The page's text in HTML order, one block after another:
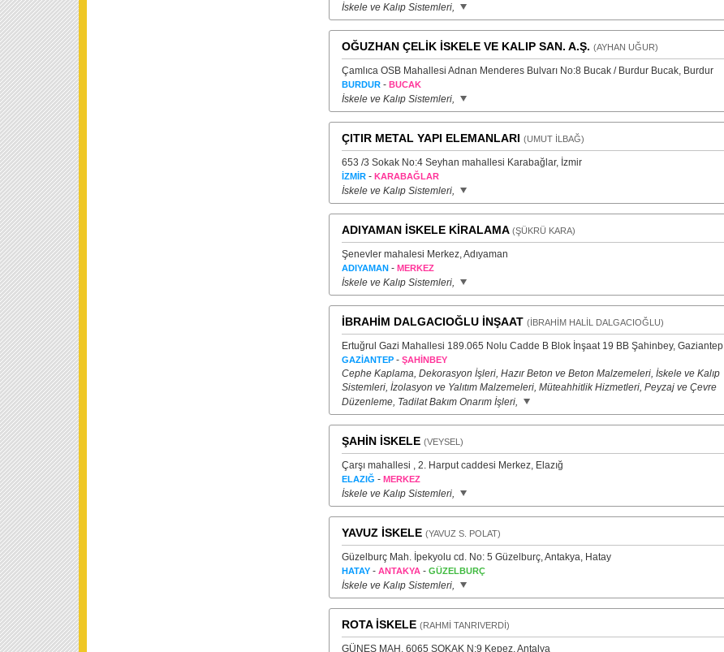
İskele ve Kalıp Sistemleri,
OĞUZHAN ÇELİK İSKELE VE KALIP SAN. A.Ş. (AYHAN UĞUR)
Çamlıca OSB Mahallesi Adnan Menderes Bulvarı No:8 Bucak / Burdur Bucak, Burdur
BURDUR- BUCAK
İskele ve Kalıp Sistemleri,
ÇITIR METAL YAPI ELEMANLARI (UMUT İLBAĞ)
653 /3 Sokak No:4 Seyhan mahallesi Karabağlar, İzmir
İZMİR- KARABAĞLAR
İskele ve Kalıp Sistemleri,
ADIYAMAN İSKELE KİRALAMA (ŞÜKRÜ KARA)
Şenevler mahalesi Merkez, Adıyaman
ADIYAMAN- MERKEZ
İskele ve Kalıp Sistemleri,
İBRAHİM DALGACIOĞLU İNŞAAT (İBRAHİM HALİL DALGACIOĞLU)
Ertuğrul Gazi Mahallesi 189.065 Nolu Cadde B Blok İnşaat 19 BB Şahinbey, Gaziantep
GAZİANTEP- ŞAHİNBEY
Cephe Kaplama, Dekorasyon İşleri, Hazır Beton ve Beton Malzemeleri, İskele ve Kalıp
Sistemleri, İzolasyon ve Yalıtım Malzemeleri, Müteahhitlik Hizmetleri, Peyzaj ve Çevre
Düzenleme, Tadilat Bakım Onarım İşleri,
ŞAHİN İSKELE (VEYSEL)
Çarşı mahallesi , 2. Harput caddesi Merkez, Elazığ
ELAZIĞ - MERKEZ
İskele ve Kalıp Sistemleri,
YAVUZ İSKELE (YAVUZ S. POLAT)
Güzelburç Mah. İpekyolu cd. No: 5 Güzelburç, Antakya, Hatay
HATAY- ANTAKYA- GÜZELBURÇ
İskele ve Kalıp Sistemleri,
ROTA İSKELE (RAHMİ TANRIVERDİ)
GÜNEŞ MAH. 6065 SOKAK N:9 Kepez, Antalya